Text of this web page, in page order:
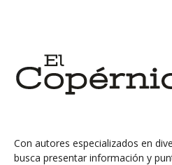
Con autores especializados en
busca presentar información y